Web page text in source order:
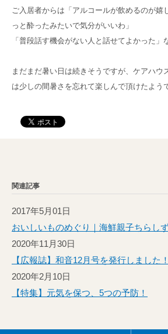
ご入居者からは「アルコールが飲めるのが嬉
っと酔ったみたいで気分がいいわ」
「普段話す機会がない人と話せてよかった」
まだまだ暑い日は続きそうですが、ケアハウ
は少しの間暑さを忘れて楽しんで頂けたよう
関連記事
2017年5月01日
おいしいものめぐり｜海鮮親子ちらし
2020年11月30日
【広報誌】和音12月号を発行しました！
2020年2月10日
【特集】元気を保つ、5つの予防！